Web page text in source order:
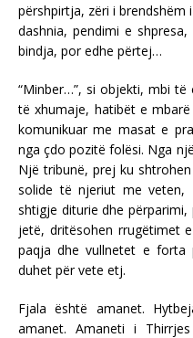
përshpirtja, zëri i brendshëm
dashnia, pendimi e
bindja, por edhe përtej…
“Minber…”, si objekti, mbi
të xhumaje, hatibët e
komunikuar me masat e
nga çdo pozitë folësi. Nga
Një tribunë, prej ku
solide të njeriut me veten,
shtigje diturie dhe
jetë, dritësohen rrugëtimet
paqja dhe vullnetet e
duhet për vete etj.
Fjala është amanet.
amanet. Amaneti i